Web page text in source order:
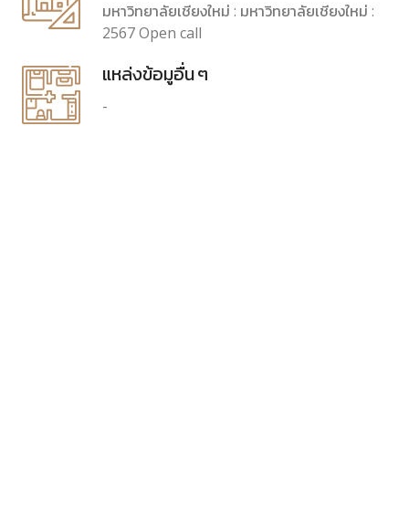
มหาวิทยาลัยเชียงใหม่ : มหาวิทยาลัยเชียงใหม่ :
2567 Open call
แหล่งข้อมูอื่น ๆ
-